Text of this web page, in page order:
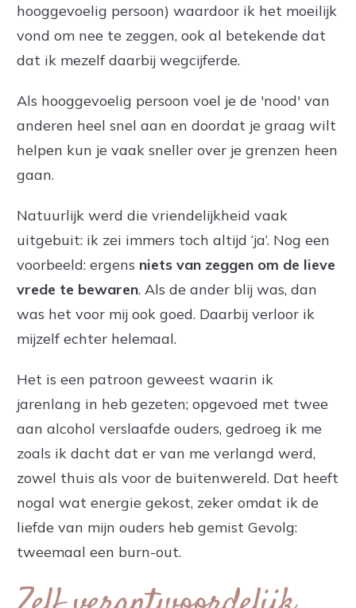
hooggevoelig persoon) waardoor ik het moeilijk
vond om nee te zeggen, ook al betekende dat
dat ik mezelf daarbij wegcijferde.
Als hooggevoelig persoon voel je de 'nood' van
anderen heel snel aan en doordat je graag wilt
helpen kun je vaak sneller over je grenzen heen
gaan.
Natuurlijk werd die vriendelijkheid vaak
uitgebuit: ik zei immers toch altijd ‘ja’. Nog een
voorbeeld: ergens niets van zeggen om de lieve
vrede te bewaren. Als de ander blij was, dan
was het voor mij ook goed. Daarbij verloor ik
mijzelf echter helemaal.
Het is een patroon geweest waarin ik
jarenlang in heb gezeten; opgevoed met twee
aan alcohol verslaafde ouders, gedroeg ik me
zoals ik dacht dat er van me verlangd werd,
zowel thuis als voor de buitenwereld. Dat heeft
nogal wat energie gekost, zeker omdat ik de
liefde van mijn ouders heb gemist Gevolg:
tweemaal een burn-out.